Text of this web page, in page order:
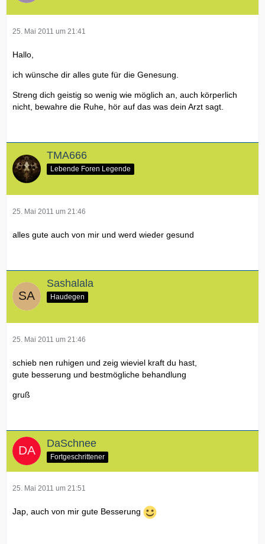
25. Mai 2011 um 21:41
Hallo,
ich wünsche dir alles gute für die Genesung.
Streng dich geistig so wenig wie möglich an, auch körperlich
nicht, bewahre die Ruhe, hör auf das was dein Arzt sagt.
TMA666
Lebende Foren Legende
25. Mai 2011 um 21:46
alles gute auch von mir und werd wieder gesund
Sashalala
Haudegen
25. Mai 2011 um 21:46
schieb nen ruhigen und zeig wieviel kraft du hast,
gute besserung und bestmögliche behandlung
gruß
DaSchnee
Fortgeschrittener
25. Mai 2011 um 21:51
Jap, auch von mir gute Besserung